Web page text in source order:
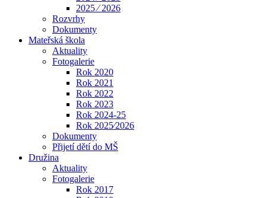
2025 ⁄ 2026
Rozvrhy
Dokumenty
Mateřská škola
Aktuality
Fotogalerie
Rok 2020
Rok 2021
Rok 2022
Rok 2023
Rok 2024-25
Rok 2025⁄2026
Dokumenty
Přijetí dětí do MŠ
Družina
Aktuality
Fotogalerie
Rok 2017